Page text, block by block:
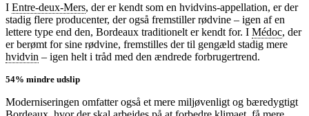
I Entre-deux-Mers, der er kendt som en hvidvins-appellation, er der
stadig flere producenter, der også fremstiller rødvine – igen af en
lettere type end den, Bordeaux traditionelt er kendt for. I Médoc, der
er berømt for sine rødvine, fremstilles der til gengæld stadig mere
hvidvin – igen helt i tråd med den ændrede forbrugertrend.
54% mindre udslip
Moderniseringen omfatter også et mere miljøvenligt og bæredygtigt